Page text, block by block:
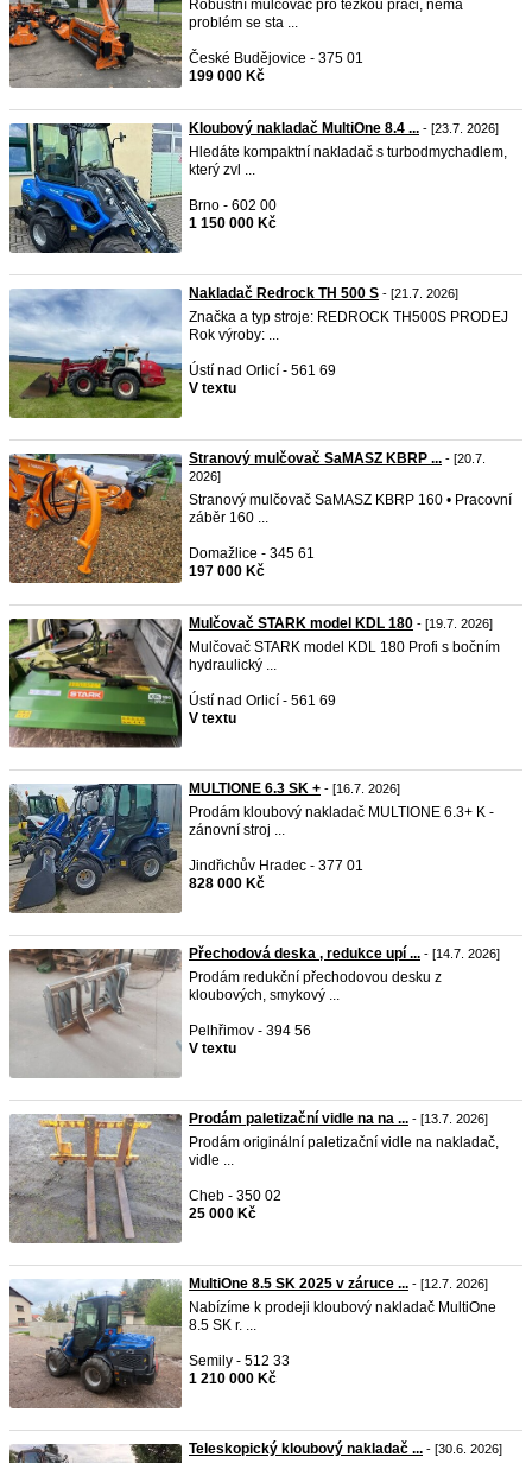
Robustní mulčovač pro těžkou práci, nemá
problém se sta ...
České Budějovice - 375 01
199 000 Kč
Kloubový nakladač MultiOne 8.4 ... - [23.7. 2026]
Hledáte kompaktní nakladač s turbodmychadlem,
který zvl ...
Brno - 602 00
1 150 000 Kč
Nakladač Redrock TH 500 S - [21.7. 2026]
Značka a typ stroje: REDROCK TH500S PRODEJ
Rok výroby: ...
Ústí nad Orlicí - 561 69
V textu
Stranový mulčovač SaMASZ KBRP ... - [20.7.
2026]
Stranový mulčovač SaMASZ KBRP 160 • Pracovní
záběr 160 ...
Domažlice - 345 61
197 000 Kč
Mulčovač STARK model KDL 180 - [19.7. 2026]
Mulčovač STARK model KDL 180 Profi s bočním
hydraulický ...
Ústí nad Orlicí - 561 69
V textu
MULTIONE 6.3 SK + - [16.7. 2026]
Prodám kloubový nakladač MULTIONE 6.3+ K -
zánovní stroj ...
Jindřichův Hradec - 377 01
828 000 Kč
Přechodová deska , redukce upí ... - [14.7. 2026]
Prodám redukční přechodovou desku z
kloubových, smykový ...
Pelhřimov - 394 56
V textu
Prodám paletizační vidle na na ... - [13.7. 2026]
Prodám originální paletizační vidle na nakladač,
vidle ...
Cheb - 350 02
25 000 Kč
MultiOne 8.5 SK 2025 v záruce ... - [12.7. 2026]
Nabízíme k prodeji kloubový nakladač MultiOne
8.5 SK r. ...
Semily - 512 33
1 210 000 Kč
Teleskopický kloubový nakladač ... - [30.6. 2026]